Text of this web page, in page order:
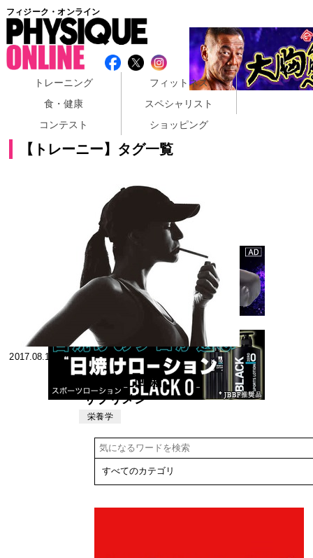
フィジーク・オンライン
トレーニング
フィットネス
食・健康
スペシャリスト
コンテスト
ショッピング
【トレーニー】タグ一覧
2017.08.18
第四十七回 新
サプリメン
ト・トピック
栄養学